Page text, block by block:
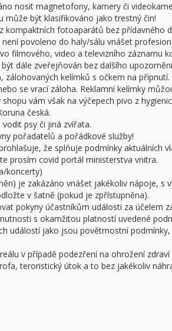
nosit magnetofony, kamery či
může být klasifikováno jako trestný čin!
kompaktních fotoaparátů bez přídavného
povoleno do haly/sálu vnášet
filmového, video a televizního záznamu
dále zveřejňován bez dalšího
kelímků s očkem na připnutí.
se vrací záloha. Reklamní kelímky
vám však na výčepech pivo z
česká.
psy či jiná zvířata.
pořadatelů a pořádkové služby!
že splňuje podmínky aktuálních
prosím covid portál ministerstva vnitra.
koncerty)
je zakázáno vnášet jakékoliv nápoje, s
v šatně (pokud je zpřístupněna).
pokyny účastníkům události za účelem
s okamžitou platností uvedené
událostí jako jsou povětrnostní
v případě podezření na ohrožení
teroristický útok a to bez jakékoliv